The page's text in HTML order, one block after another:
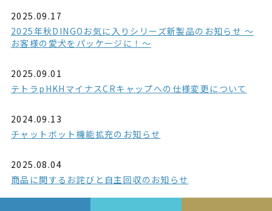
2025.09.17
2025年秋DINGOお気に入りシリーズ新製品のお知らせ ～
お客様の愛犬をパッケージに！～
2025.09.01
テトラpHKHマイナスCRキャップへの仕様変更について
2024.09.13
チャットボット機能拡充のお知らせ
2025.08.04
商品に関するお詫びと自主回収のお知らせ